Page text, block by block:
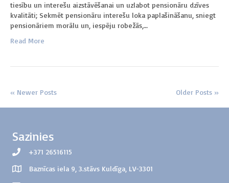
tiesību un interešu aizstāvēšanai un uzlabot pensionāru dzīves
kvalitāti; Sekmēt pensionāru interešu loka paplašināšanu, sniegt
pensionāriem morālu un, iespēju robežās,…
Read More
« Newer Posts Older Posts »
Sazinies
+371 26516115
Baznīcas iela 9, 3.stāvs Kuldīga, LV-3301